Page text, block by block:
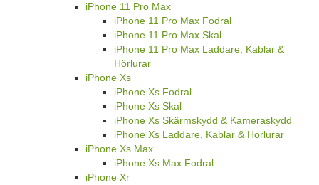
iPhone 11 Pro Max
iPhone 11 Pro Max Fodral
iPhone 11 Pro Max Skal
iPhone 11 Pro Max Laddare, Kablar &
Hörlurar
iPhone Xs
iPhone Xs Fodral
iPhone Xs Skal
iPhone Xs Skärmskydd & Kameraskydd
iPhone Xs Laddare, Kablar & Hörlurar
iPhone Xs Max
iPhone Xs Max Fodral
iPhone Xr